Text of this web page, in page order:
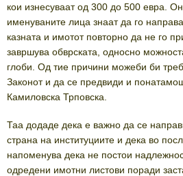
кои изнесуваат од 300 до 500 евра.
именуваните лица знаат да го
казната и имотот повторно да не го
завршува обврската, односно
глоби. Од тие причини можеби би
Законот и да се предвиди и
Камиловска Трповска.
Таа додаде дека е важно да се
страна на институциите и дека во
напоменува дека не постои
одредени имотни листови поради